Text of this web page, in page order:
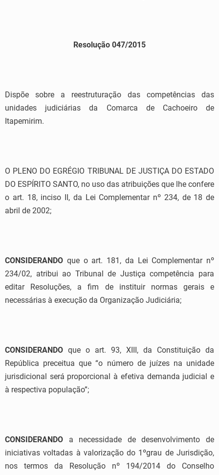
Resolução 047/2015
Dispõe sobre a reestruturação das competências das
unidades judiciárias da Comarca de Cachoeiro de
Itapemirim.
O PLENO DO EGRÉGIO TRIBUNAL DE JUSTIÇA DO ESTADO
DO ESPÍRITO SANTO, no uso das atribuições que lhe confere
o art. 18, inciso II, da Lei Complementar nº 234, de 18 de
abril de 2002;
CONSIDERANDO que o art. 181, da Lei Complementar nº
234/02, atribui ao Tribunal de Justiça competência para
editar Resoluções, a fim de instituir normas gerais e
necessárias à execução da Organização Judiciária;
CONSIDERANDO que o art. 93, XIII, da Constituição da
República preceitua que “o número de juízes na unidade
jurisdicional será proporcional à efetiva demanda judicial e
à respectiva população”;
CONSIDERANDO a necessidade de desenvolvimento de
iniciativas voltadas à valorização do 1ºgrau de Jurisdição,
nos termos da Resolução nº 194/2014 do Conselho